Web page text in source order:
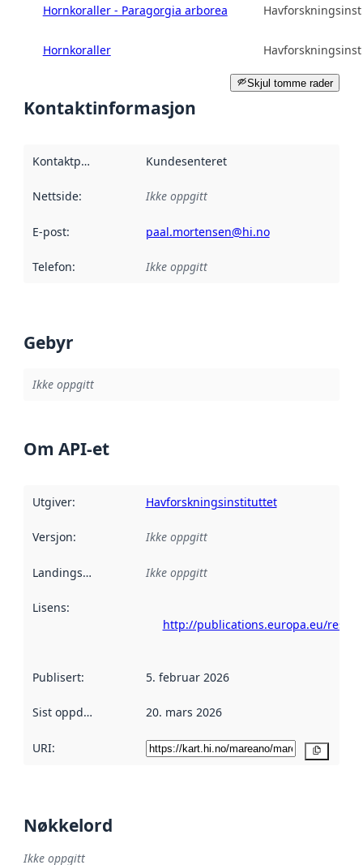
Hornkoraller - Paragorgia arborea
Hornkoraller
Skjul tomme rader
Kontaktinformasjon
Kontaktpunkt Kundesenteret
Nettside: Ikke oppgitt
E-post: paal.mortensen@hi.no
Telefon: Ikke oppgitt
Gebyr
Ikke oppgitt
Om API-et
Utgiver: Havforskningsinstituttet
Versjon: Ikke oppgitt
Landingsside Ikke oppgitt
Lisens:
http://publications.europa.eu/
Publisert: 5. februar 2026
Sist oppdatert 20. mars 2026
URI:
Nøkkelord
Ikke oppgitt